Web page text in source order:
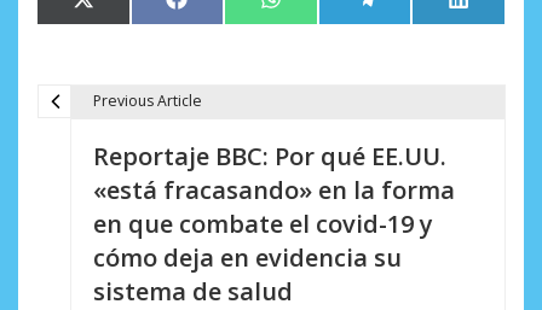
Compartir
en
X
(Twitter)
Compartir
en
Facebook Compartir
en
WhatsApp Compartir
en
Telegram
en
LinkedIn
Previous Article
Reportaje BBC: Por qué EE.UU.
«está fracasando» en la forma
en que combate el covid-19 y
cómo deja en evidencia su
sistema de salud